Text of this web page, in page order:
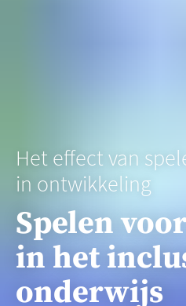
Het effect van
in ontwikkeling
Spelen
in het
onderwijs